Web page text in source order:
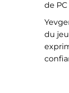
de
du